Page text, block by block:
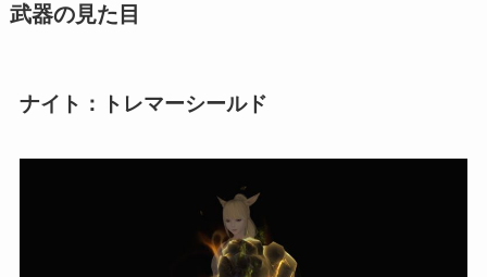
武器の見た目
ナイト：トレマーシールド